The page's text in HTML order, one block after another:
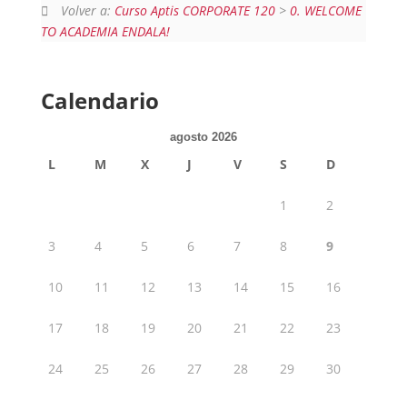
Volver a: Curso Aptis CORPORATE 120 >0. WELCOME
TO ACADEMIA ENDALA!
Calendario
agosto 2026
L M X J V S D
1 2
3 4 5 6 7 8 9
10 11 12 13 14 15 16
17 18 19 20 21 22 23
24 25 26 27 28 29 30